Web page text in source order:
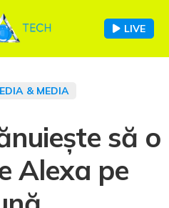
LIVE
& MEDIA
să o
Alexa pe